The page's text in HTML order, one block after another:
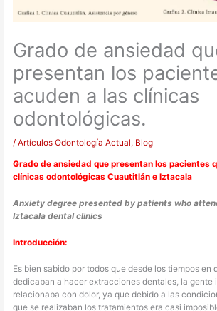
Grado de ansiedad
presentan los
acuden a las clínicas
odontológicas.
/Artículos Odontología Actual, Blog
Grado de ansiedad que presentan los pacientes
clínicas odontológicas Cuautitlán e Iztacala
Anxiety degree presented by patients who
Iztacala dental clinics
Introducción:
Es bien sabido por todos que desde los tiempos en
dedicaban a hacer extracciones dentales, la gente
relacionaba con dolor, ya que debido a las
que se realizaban los tratamientos era casi